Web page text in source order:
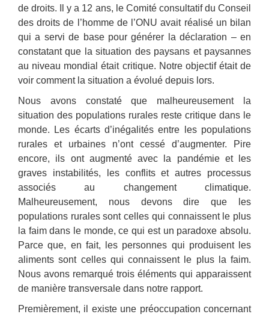
de droits. Il y a 12 ans, le Comité consultatif du Conseil
des droits de l’homme de l’ONU avait réalisé un bilan
qui a servi de base pour générer la déclaration – en
constatant que la situation des paysans et paysannes
au niveau mondial était critique. Notre objectif était de
voir comment la situation a évolué depuis lors.
Nous avons constaté que malheureusement la
situation des populations rurales reste critique dans le
monde. Les écarts d’inégalités entre les populations
rurales et urbaines n’ont cessé d’augmenter. Pire
encore, ils ont augmenté avec la pandémie et les
graves instabilités, les conflits et autres processus
associés au changement climatique.
Malheureusement, nous devons dire que les
populations rurales sont celles qui connaissent le plus
la faim dans le monde, ce qui est un paradoxe absolu.
Parce que, en fait, les personnes qui produisent les
aliments sont celles qui connaissent le plus la faim.
Nous avons remarqué trois éléments qui apparaissent
de manière transversale dans notre rapport.
Premièrement, il existe une préoccupation concernant